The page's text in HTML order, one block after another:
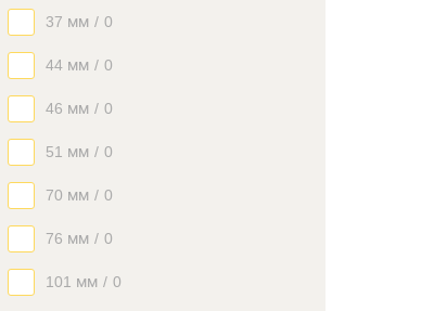
37 мм / 0
44 мм / 0
46 мм / 0
51 мм / 0
70 мм / 0
76 мм / 0
101 мм / 0